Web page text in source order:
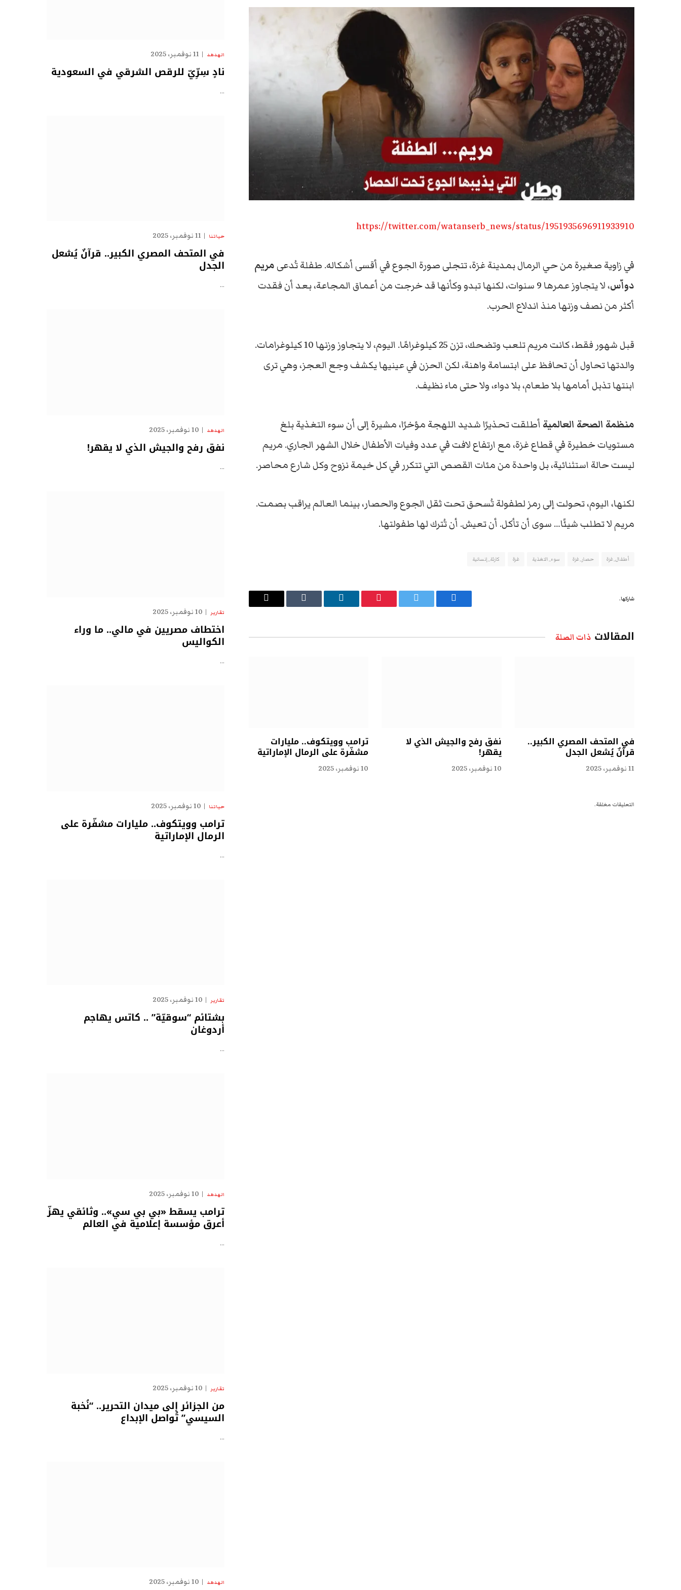
https://twitter.com/watanserb_news/status/1951935696911933910
في زاوية صغيرة من حي الرمال بمدينة غزة، تتجلى صورة الجوع في أقسى أشكاله. طفلة تُدعىمريم
دواّس
، لا يتجاوز عمرها 9 سنوات، لكنها تبدو وكأنها قد خرجت من أعماق المجاعة، بعد أن فقدت
أكثر من نصف وزنها منذ اندلاع الحرب.
قبل شهور فقط، كانت مريم تلعب وتضحك، تزن 25 كيلوغرامًا. اليوم، لا يتجاوز وزنها 10 كيلوغرامات.
والدتها تحاول أن تحافظ على ابتسامة واهنة، لكن الحزن في عينيها يكشف وجع العجز، وهي ترى
ابنتها تذبل أمامها بلا طعام، بلا دواء، ولا حتى ماء نظيف.
منظمة الصحة العالمية أطلقت تحذيرًا شديد اللهجة مؤخرًا، مشيرة إلى أن سوء التغذية بلغ
مستويات خطيرة في قطاع غزة، مع ارتفاع لافت في عدد وفيات الأطفال خلال الشهر الجاري. مريم
ليست حالة استثنائية، بل واحدة من مئات القصص التي تتكرر في كل خيمة نزوح وكل شارع محاصر.
لكنها، اليوم، تحولت إلى رمز لطفولة تُسحق تحت ثقل الجوع والحصار، بينما العالم يراقب بصمت.
مريم لا تطلب شيئًا… سوى أن تأكل. أن تعيش. أن تُترك لها طفولتها.
أطفال_غزة حصار_غزة سوء_التغذية غزة كارثة_إنسانية
شاركها.
فيسبوك تويتر بينتيريست لينكدإن Tumblr
البريد
المقالات ذات الصلة
في المتحف المصري الكبير..
قرآنٌ يُشعل الجدل
11 نوفمبر، 2025
نفق رفح والجيش الذي لا
يقهر!
10 نوفمبر، 2025
ترامب وويتكوف.. مليارات
مشفّرة على الرمال الإماراتية
10 نوفمبر، 2025
التعليقات مغلقة.
الهدهد 11 نوفمبر، 2025
نادٍ سِرِّيّ للرقص الشرقي في السعودية
…
حياتنا 11 نوفمبر، 2025
في المتحف المصري الكبير.. قرآنٌ يُشعل
الجدل
…
الهدهد 10 نوفمبر، 2025
نفق رفح والجيش الذي لا يقهر!
…
تقارير 10 نوفمبر، 2025
اختطاف مصريين في مالي.. ما وراء
الكواليس
…
حياتنا 10 نوفمبر، 2025
ترامب وويتكوف.. مليارات مشفّرة على
الرمال الإماراتية
…
تقارير 10 نوفمبر، 2025
بشتائم “سوقيّة” .. كاتس يهاجم
أردوغان
…
الهدهد 10 نوفمبر، 2025
ترامب يسقط «بي بي سي».. وثائقي يهزّ
أعرق مؤسسة إعلامية في العالم
…
تقارير 10 نوفمبر، 2025
من الجزائر إلى ميدان التحرير.. “نُخبة
السيسي” تُواصل الإبداع
…
الهدهد 10 نوفمبر، 2025